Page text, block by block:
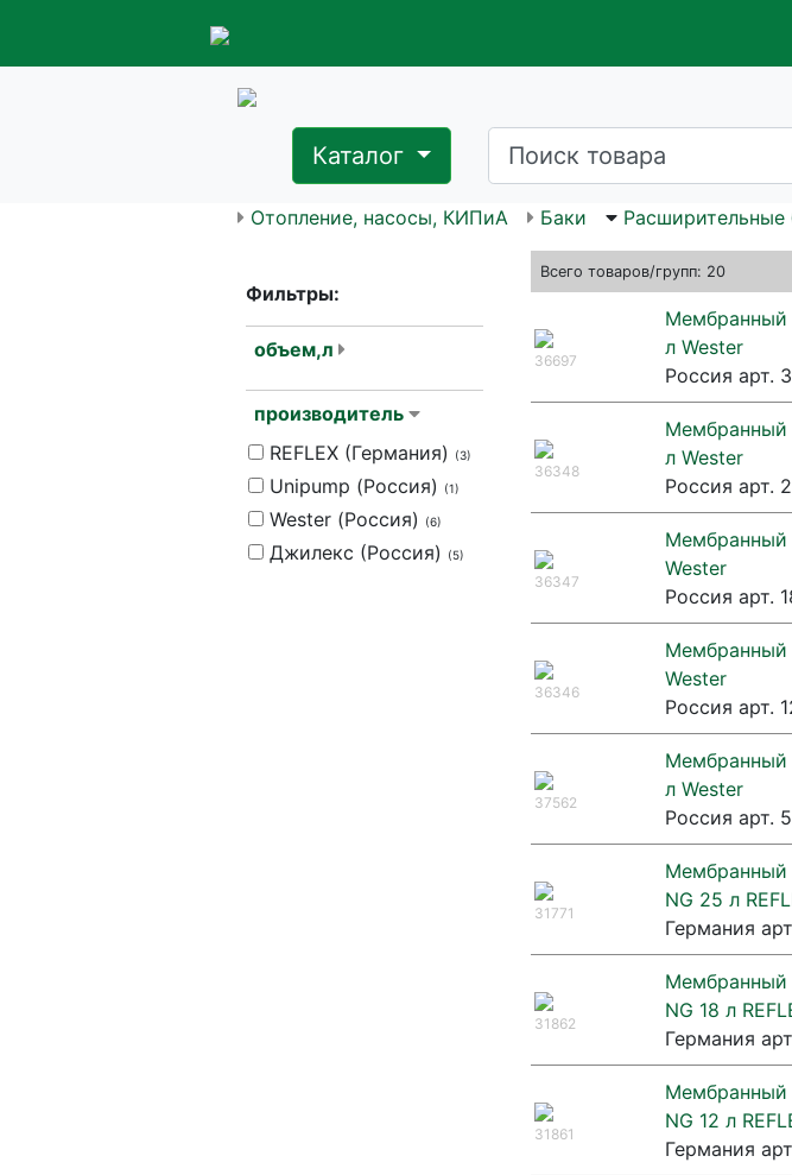
Каталог
Отопление, насосы, КИПиА Баки Расширительные
Фильтры:
объем,л
производитель
REFLEX (Германия)
(3)
Unipump (Россия) (1)
Wester (Россия) (6)
Джилекс (Россия) (5)
Всего товаров/групп: 20
36697
Мембранный
л Wester
Россия арт.
36348
Мембранный
л Wester
Россия арт.
36347
Мембранный
Wester
Россия арт.
36346
Мембранный
Wester
Россия арт.
37562
Мембранный
л Wester
Россия арт.
31771
Мембранный
NG 25 л
Германия
31862
Мембранный
NG 18 л
Германия
31861
Мембранный
NG 12 л
Германия